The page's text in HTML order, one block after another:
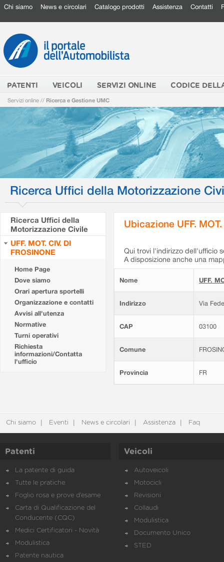
Chi siamo News e circolari Catalogo prodotti Assistenza Contatti
PATENTI VEICOLI SERVIZI ONLINE CODICE
Servizi online // Ricerca e Gestione UMC
Ricerca Uffici della Motorizzazione
Ricerca Uffici della
Motorizzazione Civile
UFF. MOT. CIV. DI
FROSINONE
Home Page
Dove siamo
Orari apertura sportelli
Organizzazione e contatti
Avvisi all'utenza
Normative
Turni operativi
Richiesta
informazioni/Contatta
l'ufficio
Ubicazione UFF.
Qui trovi l'indirizzo dell'ufficio
A disposizione anche una
Nome UFF.
Indirizzo Via
CAP 03100
Comune
Provincia FR
Chi siamo Eventi News e circolari Assistenza Faq
Patenti
La patente di guida
Tutte le pratiche
Foglio rosa e prove d’esame
Carta di Qualificazione del
Conducente (CQC)
Medici Certificatori - Novità
Modulistica
Patente nautica
Veicoli
Autoveicoli
Motocicli
Revisioni
Collaudi
Modulistica
Documento Unico
STED